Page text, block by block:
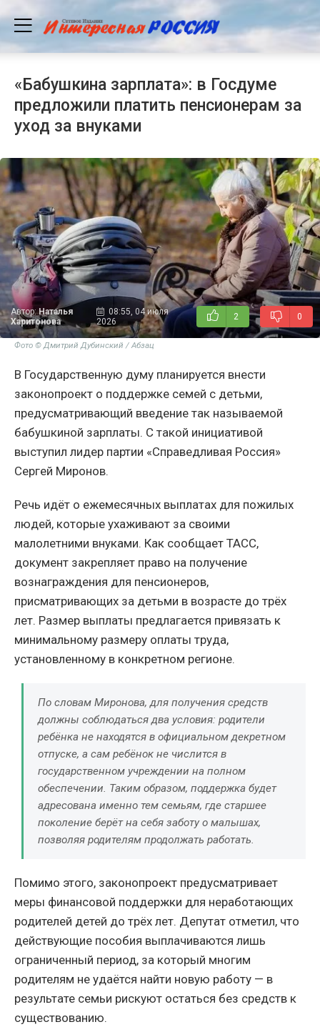
«Бабушкина зарплата»: в Госдуме
предложили платить пенсионерам за
уход за внуками
Автор:Наталья
Харитонова
08:55, 04 июля
2026
2 0
Фото © Дмитрий Дубинский / Абзац
В Государственную думу планируется внести
законопроект о поддержке семей с детьми,
предусматривающий введение так называемой
бабушкиной зарплаты. С такой инициативой
выступил лидер партии «Справедливая Россия»
Сергей Миронов.
Речь идёт о ежемесячных выплатах для пожилых
людей, которые ухаживают за своими
малолетними внуками. Как сообщает ТАСС,
документ закрепляет право на получение
вознаграждения для пенсионеров,
присматривающих за детьми в возрасте до трёх
лет. Размер выплаты предлагается привязать к
минимальному размеру оплаты труда,
установленному в конкретном регионе.
По словам Миронова, для получения средств
должны соблюдаться два условия: родители
ребёнка не находятся в официальном декретном
отпуске, а сам ребёнок не числится в
государственном учреждении на полном
обеспечении. Таким образом, поддержка будет
адресована именно тем семьям, где старшее
поколение берёт на себя заботу о малышах,
позволяя родителям продолжать работать.
Помимо этого, законопроект предусматривает
меры финансовой поддержки для неработающих
родителей детей до трёх лет. Депутат отметил, что
действующие пособия выплачиваются лишь
ограниченный период, за который многим
родителям не удаётся найти новую работу — в
результате семьи рискуют остаться без средств к
существованию.